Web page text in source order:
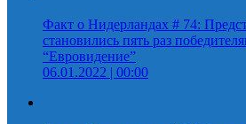
Факт о Нидерландах # 74:
становились пять раз
“Евровидение”
06.01.2022 | 00:00